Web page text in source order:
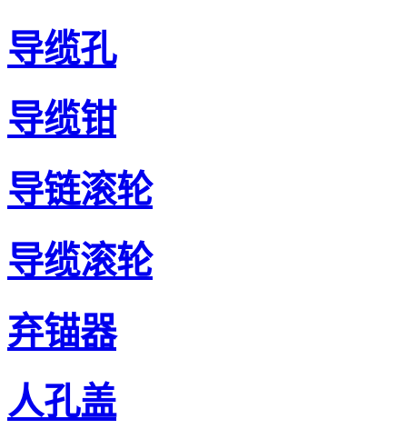
导缆孔
导缆钳
导链滚轮
导缆滚轮
弃锚器
人孔盖